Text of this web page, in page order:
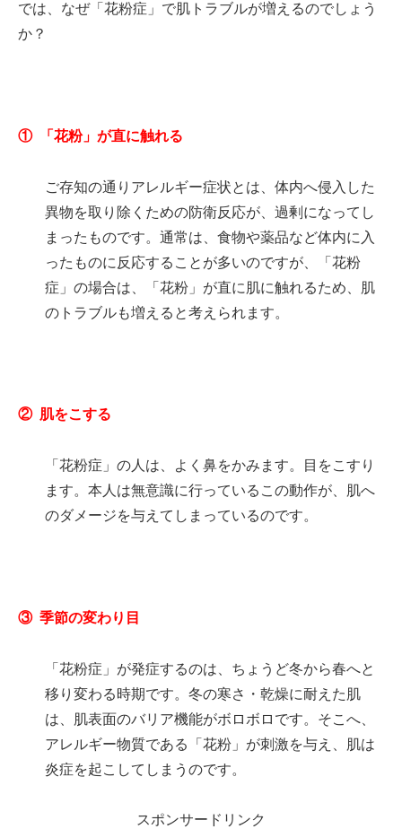
では、なぜ「花粉症」で肌トラブルが増えるのでしょう
か？
① 「花粉」が直に触れる
ご存知の通りアレルギー症状とは、体内へ侵入した
異物を取り除くための防衛反応が、過剰になってし
まったものです。通常は、食物や薬品など体内に入
ったものに反応することが多いのですが、「花粉
症」の場合は、「花粉」が直に肌に触れるため、肌
のトラブルも増えると考えられます。
② 肌をこする
「花粉症」の人は、よく鼻をかみます。目をこすり
ます。本人は無意識に行っているこの動作が、肌へ
のダメージを与えてしまっているのです。
③ 季節の変わり目
「花粉症」が発症するのは、ちょうど冬から春へと
移り変わる時期です。冬の寒さ・乾燥に耐えた肌
は、肌表面のバリア機能がボロボロです。そこへ、
アレルギー物質である「花粉」が刺激を与え、肌は
炎症を起こしてしまうのです。
スポンサードリンク